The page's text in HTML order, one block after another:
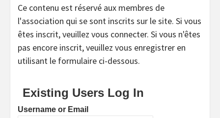
Ce contenu est réservé aux membres de
l'association qui se sont inscrits sur le site. Si vous
êtes inscrit, veuillez vous connecter. Si vous n'êtes
pas encore inscrit, veuillez vous enregistrer en
utilisant le formulaire ci-dessous.
Existing Users Log In
Username or Email